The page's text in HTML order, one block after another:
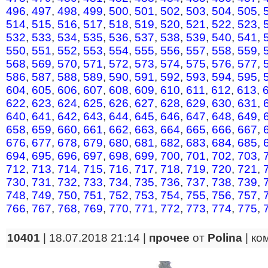
496, 497, 498, 499, 500, 501, 502, 503, 504, 505,
514, 515, 516, 517, 518, 519, 520, 521, 522, 523,
532, 533, 534, 535, 536, 537, 538, 539, 540, 541,
550, 551, 552, 553, 554, 555, 556, 557, 558, 559,
568, 569, 570, 571, 572, 573, 574, 575, 576, 577,
586, 587, 588, 589, 590, 591, 592, 593, 594, 595,
604, 605, 606, 607, 608, 609, 610, 611, 612, 613,
622, 623, 624, 625, 626, 627, 628, 629, 630, 631,
640, 641, 642, 643, 644, 645, 646, 647, 648, 649,
658, 659, 660, 661, 662, 663, 664, 665, 666, 667,
676, 677, 678, 679, 680, 681, 682, 683, 684, 685,
694, 695, 696, 697, 698, 699, 700, 701, 702, 703,
712, 713, 714, 715, 716, 717, 718, 719, 720, 721,
730, 731, 732, 733, 734, 735, 736, 737, 738, 739,
748, 749, 750, 751, 752, 753, 754, 755, 756, 757,
766, 767, 768, 769, 770, 771, 772, 773, 774, 775,
10401 | 18.07.2018 21:14 | прочее от Polina